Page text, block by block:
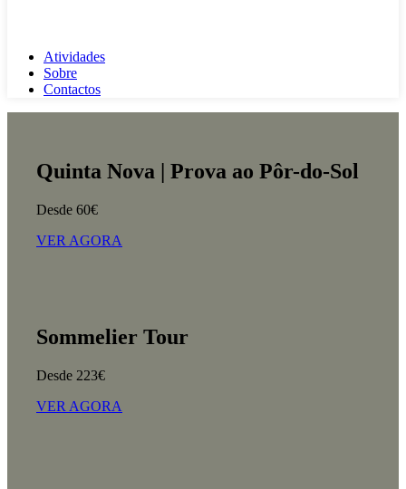
Atividades
Sobre
Contactos
Quinta Nova | Prova ao Pôr-do-Sol
Desde 60€
VER AGORA
Sommelier Tour
Desde 223€
VER AGORA